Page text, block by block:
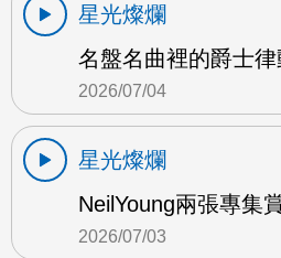
星光燦爛
名盤名曲裡的爵士
2026/07/04
星光燦爛
NeilYoung兩張專集
2026/07/03